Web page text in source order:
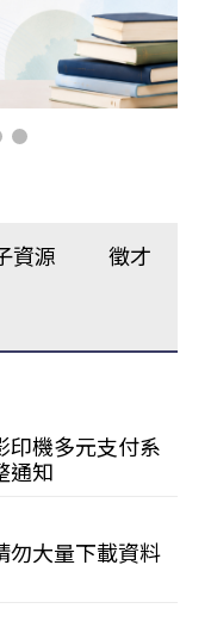
資源 徵才
印機多元支付系
通知
勿大量下載資料